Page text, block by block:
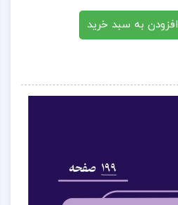
افزودن به سبد خرید